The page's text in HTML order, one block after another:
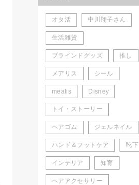
オタ活 中川翔子さん
生活雑貨
ブラインドグッズ 推し
メアリス シール
mealis Disney
トイ・ストーリー
ヘアゴム ジェルネイル
ハンド＆フットケア 靴下
インテリア 知育
ヘアアクセサリー